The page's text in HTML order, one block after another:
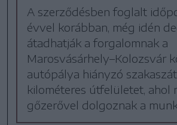
A szerződésben foglalt
évvel korábban, még idén
átadhatják a forgalomnak a
Marosvásárhely–Kolozsvár
autópálya hiányzó
kilométeres útfelületet, ahol
gőzerővel dolgoznak a